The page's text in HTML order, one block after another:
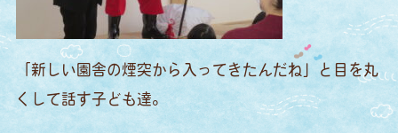
「新しい園舎の煙突から入ってきたんだね」と目を丸
くして話す子ども達。